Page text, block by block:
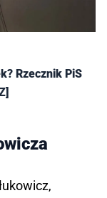
Rzecznik PiS